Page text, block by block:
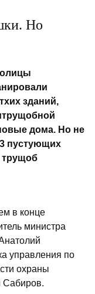
Но
зданий,
дома. Но не
пустующих
трущоб
в конце
министра
управления по
охраны